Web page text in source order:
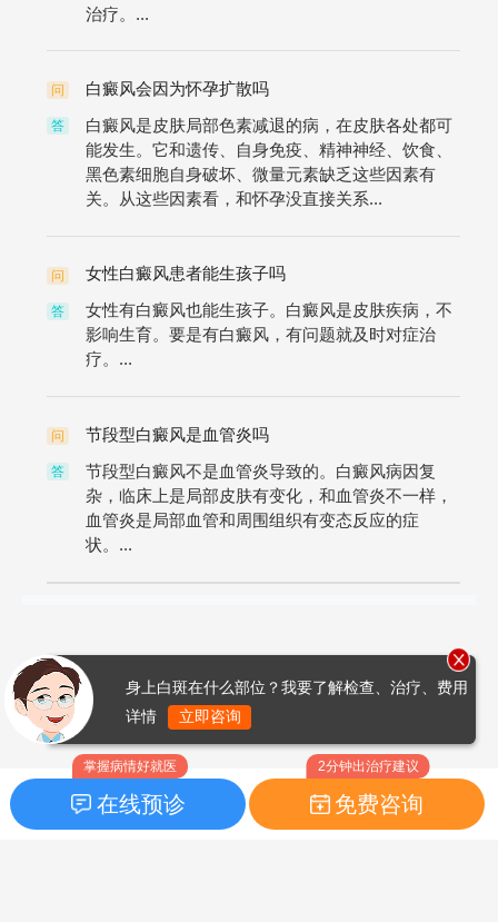
治疗。...
问 白癜风会因为怀孕扩散吗
答
白癜风是皮肤局部色素减退的病，在皮肤各处都可
能发生。它和遗传、自身免疫、精神神经、饮食、
黑色素细胞自身破坏、微量元素缺乏这些因素有
关。从这些因素看，和怀孕没直接关系...
问 女性白癜风患者能生孩子吗
答
女性有白癜风也能生孩子。白癜风是皮肤疾病，不
影响生育。要是有白癜风，有问题就及时对症治
疗。...
问 节段型白癜风是血管炎吗
答
节段型白癜风不是血管炎导致的。白癜风病因复
杂，临床上是局部皮肤有变化，和血管炎不一样，
血管炎是局部血管和周围组织有变态反应的症
状。...
掌握病情好就医
在线预诊
2分钟出治疗建议
免费咨询
身上白斑在什么部位？我要了解检查、治疗、费用
详情
立即咨询